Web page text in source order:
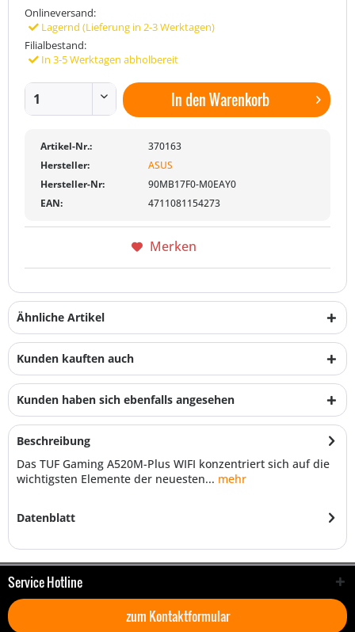
Onlineversand:
Lagernd (Lieferung in 2-3 Werktagen)
Filialbestand:
In 3-5 Werktagen abholbereit
In denWarenkorb
Artikel-Nr.:
370163
Hersteller:
ASUS
Hersteller-Nr:
90MB17F0-M0EAY0
EAN:
4711081154273
Merken
Ähnliche Artikel
Kunden kauften auch
Kunden haben sich ebenfalls angesehen
Beschreibung
Das TUF Gaming A520M-Plus WIFI konzentriert sich auf die
wichtigsten Elemente der neuesten... mehr
Datenblatt
Service Hotline
zum Kontaktformular